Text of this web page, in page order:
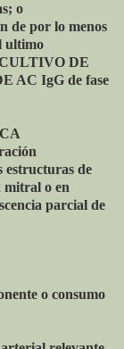
o
de por lo menos
ultimo
DE
AC IgG de fase
estructuras de
mitral o en
parcial de
o consumo